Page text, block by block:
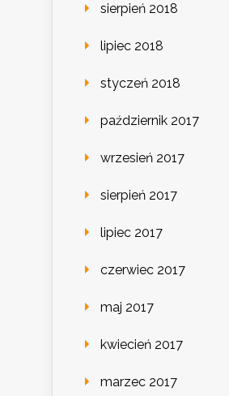
sierpień 2018
lipiec 2018
styczeń 2018
październik 2017
wrzesień 2017
sierpień 2017
lipiec 2017
czerwiec 2017
maj 2017
kwiecień 2017
marzec 2017